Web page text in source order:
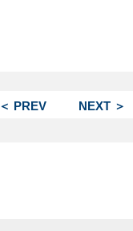
NEXT ＞
＜ PREV